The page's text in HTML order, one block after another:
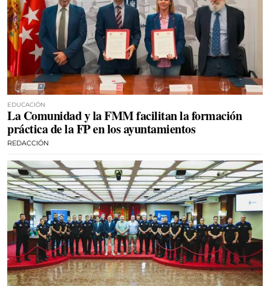
EDUCACIÓN
La Comunidad y la FMM facilitan la formación
práctica de la FP en los ayuntamientos
REDACCIÓN